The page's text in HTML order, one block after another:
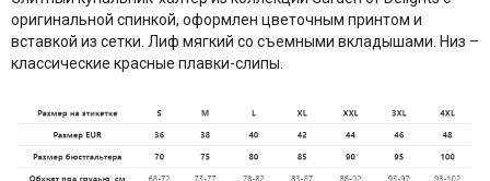
оригинальной спинкой, оформлен цветочным принтом и
вставкой из сетки. Лиф мягкий со съемными вкладышами. Низ –
классические красные плавки-слипы.